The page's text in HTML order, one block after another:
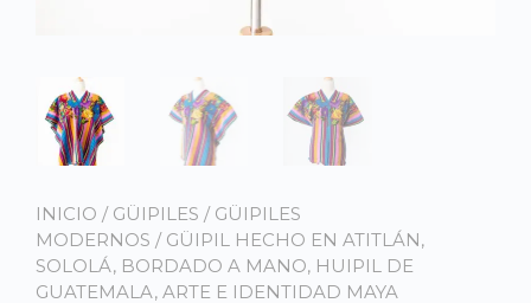
INICIO / GÜIPILES / GÜIPILES
MODERNOS / GÜIPIL HECHO EN ATITLÁN,
SOLOLÁ, BORDADO A MANO, HUIPIL DE
GUATEMALA, ARTE E IDENTIDAD MAYA